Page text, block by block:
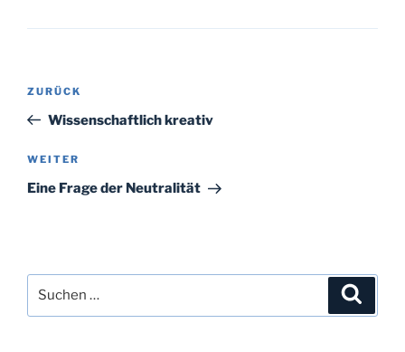
Beitragsnavigation
Vorheriger
Beitrag
ZURÜCK
Wissenschaftlich kreativ
Nächster
Beitrag
WEITER
Eine Frage der Neutralität
nach: